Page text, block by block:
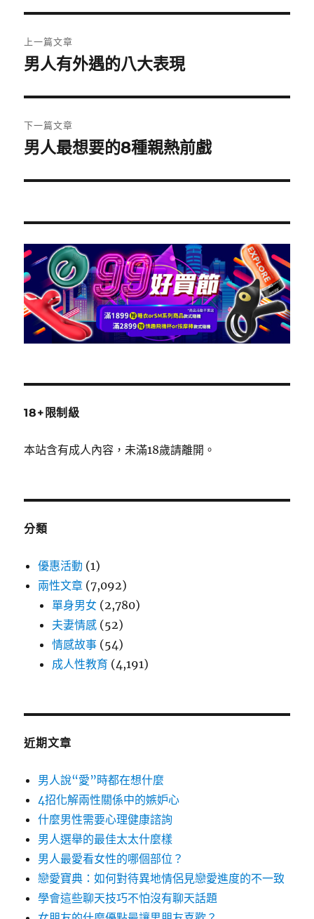
章
覽
上一篇文章
上
篇
文
章:
男人有外遇的八大表現
下一篇文章
下
篇
章:
男人最想要的8種親熱前戲
18+限制級
本站含有成人內容，未滿18歲請離開。
分類
優惠活動 (1)
兩性文章 (7,092)
單身男女 (2,780)
夫妻情感 (52)
情感故事 (54)
成人性教育 (4,191)
近期文章
男人說“愛”時都在想什麼
4招化解兩性關係中的嫉妒心
什麼男性需要心理健康諮詢
男人選舉的最佳太太什麼樣
男人最愛看女性的哪個部位？
戀愛寶典：如何對待異地情侶見戀愛進度的不一致
學會這些聊天技巧不怕沒有聊天話題